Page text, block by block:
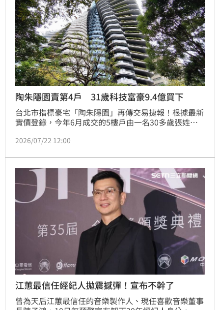
陶朱隱園賣第4戶 31歲科技富豪9.4億買下
台北市指標豪宅「陶朱隱園」再傳交易捷報！根據最新
實價登錄，今年6月成交的5樓戶由一名30多歲張姓外
功擠下「One Park Taipei元利信義聯勤」，重返全台
36.35億元，買家多為外籍富豪。專家分析，高端豪宅
市場受大盤影響較小，隱私性與稀有性是吸引富豪入手
的關鍵。隨著5樓單價正式突破300萬大關，預期未來
頂級豪宅市場仍具剛性需求，陶朱隱園後續成交單價亦
有機會再創新高，持續引領台灣頂級房產市場話題。
2026/07/22 12:00
江蕙最信任經紀人拋震撼彈！宣布不幹了
曾為天后江蕙最信任的音樂製作人、現任喜歡音樂董事